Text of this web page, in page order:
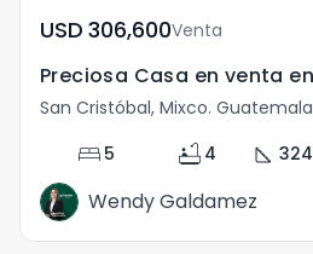
USD	306,600Venta
San Cristóbal, Mixco. Guatemala
bed 5 bathtub 4 square_foot 324
Wendy Galdamez